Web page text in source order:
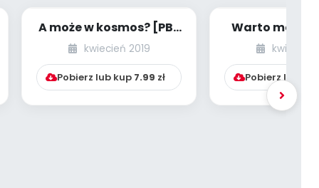
A może w kosmos? [PBP
- dzieci starsze - numer
kwiecień 2019
Pobierz lub kup 7.99 zł
Warto
dziecikwiecień
Pobierz lub